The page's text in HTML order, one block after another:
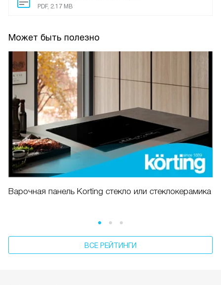
PDF, 2.17 MB
Может быть полезно
Варочная панель Korting стекло или стеклокерамика
ВСЕ РЕЙТИНГИ